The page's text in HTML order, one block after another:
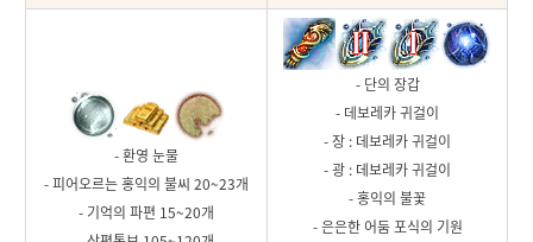
- 환영 눈물
- 피어오르는 홍익의 불씨 20~23개
- 기억의 파편 15~20개
- 단의 장갑
- 데보레카 귀걸이
- 장 : 데보레카 귀걸이
- 광 : 데보레카 귀걸이
- 홍익의 불꽃
- 은은한 어둠 포식의 기원